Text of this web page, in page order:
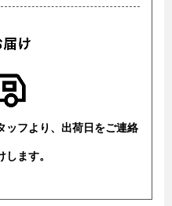
ッフより、出荷日をご連絡
ます。